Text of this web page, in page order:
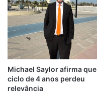
Michael Saylor afirma que
ciclo de 4 anos perdeu
relevância